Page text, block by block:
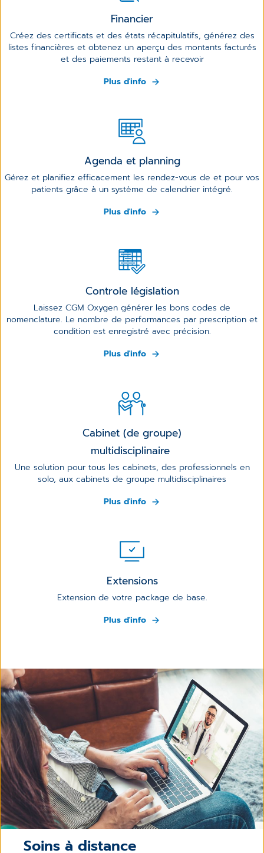
Financier
Créez des certificats et des états récapitulatifs, générez des
listes financières et obtenez un aperçu des montants facturés
et des paiements restant à recevoir
Plus d'info
Agenda et planning
Gérez et planifiez efficacement les rendez-vous de et pour vos
patients grâce à un système de calendrier intégré.
Plus d'info
Controle législation
Laissez CGM Oxygen générer les bons codes de
nomenclature. Le nombre de performances par prescription et
condition est enregistré avec précision.
Plus d'info
Cabinet (de groupe)
multidisciplinaire
Une solution pour tous les cabinets, des professionnels en
solo, aux cabinets de groupe multidisciplinaires
Plus d'info
Extensions
Extension de votre package de base.
Plus d'info
Soins à distance